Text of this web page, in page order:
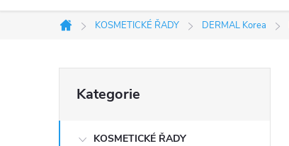
Domů
KOSMETICKÉ ŘADY DERMAL Korea
o
kategorie
Kategorie
KOSMETICKÉ ŘADY